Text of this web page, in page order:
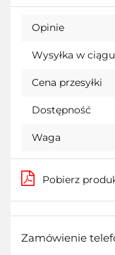
Opinie
Wysyłka w ciągu
Cena przesyłki
Dostępność
Waga
Pobierz
Zamówienie